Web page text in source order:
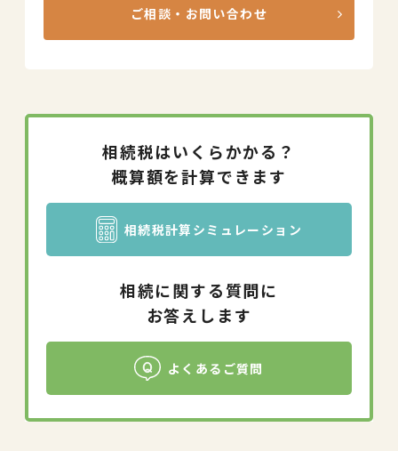
ご相談・お問い合わせ
相続税はいくらかかる？
概算額を計算できます
相続税計算シミュレーション
相続に関する質問に
お答えします
よくあるご質問